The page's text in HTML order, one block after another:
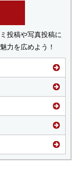
投稿や写真投稿に
力を広めよう！